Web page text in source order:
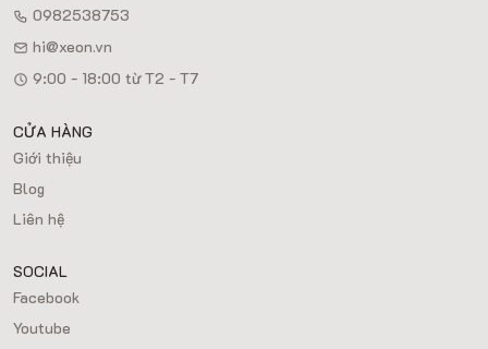
0982538753
hi@xeon.vn
9:00 - 18:00 từ T2 - T7
CỬA HÀNG
Giới thiệu
Blog
Liên hệ
SOCIAL
Facebook
Youtube